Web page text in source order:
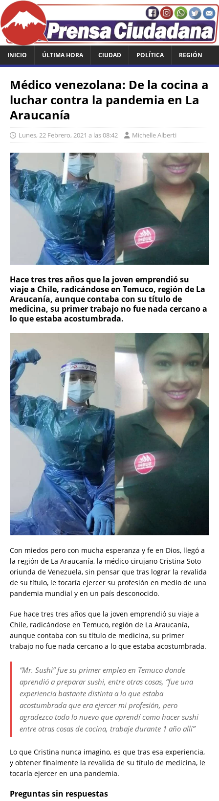
INICIO ÚLTIMA HORA CIUDAD POLÍTICA REGIÓN
Médico venezolana: De la cocina a
luchar contra la pandemia en La
Araucanía
Lunes, 22 Febrero, 2021 a las 08:42 Michelle Alberti
Hace tres tres años que la joven emprendió su
viaje a Chile, radicándose en Temuco, región de La
Araucanía, aunque contaba con su título de
medicina, su primer trabajo no fue nada cercano a
lo que estaba acostumbrada.
Con miedos pero con mucha esperanza y fe en Dios, llegó a
la región de La Araucanía, la médico cirujano Cristina Soto
oriunda de Venezuela, sin pensar que tras lograr la revalida
de su título, le tocaría ejercer su profesión en medio de una
pandemia mundial y en un país desconocido.
Fue hace tres tres años que la joven emprendió su viaje a
Chile, radicándose en Temuco, región de La Araucanía,
aunque contaba con su título de medicina, su primer
trabajo no fue nada cercano a lo que estaba acostumbrada.
“Mr. Sushi” fue su primer empleo en Temuco donde
aprendió a preparar sushi, entre otras cosas, “fue una
experiencia bastante distinta a lo que estaba
acostumbrada que era ejercer mi profesión, pero
agradezco todo lo nuevo que aprendí como hacer sushi
entre otras cosas de cocina, trabaje durante 1 año allí”
Lo que Cristina nunca imagino, es que tras esa experiencia,
y obtener finalmente la revalida de su título de medicina, le
tocaría ejercer en una pandemia.
Preguntas sin respuestas